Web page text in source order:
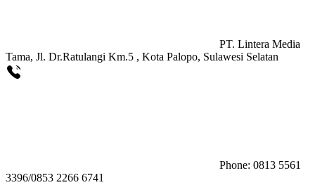
PT. Lintera Media
Tama, Jl. Dr.Ratulangi Km.5 , Kota Palopo, Sulawesi Selatan
Phone: 0813 5561
3396/0853 2266 6741